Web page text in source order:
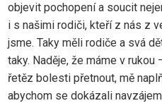
objevit pochopení a soucit
i s našimi rodiči, kteří z nás z
jsme. Taky měli rodiče a svá
taky. Naděje, že máme v
řetěz bolesti přetnout, mě
abychom se dokázali